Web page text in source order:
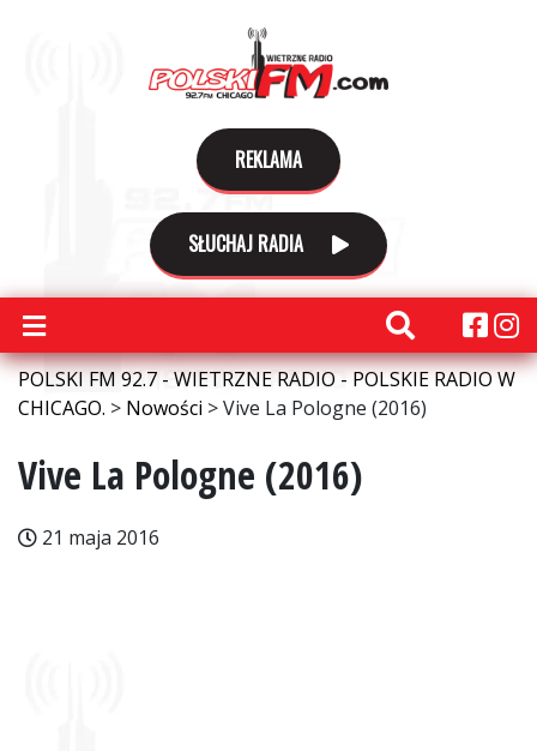
REKLAMA
SŁUCHAJ RADIA
POLSKI FM 92.7 - WIETRZNE RADIO - POLSKIE RADIO W
CHICAGO. > Nowości >Vive La Pologne (2016)
Vive La Pologne (2016)
21 maja 2016